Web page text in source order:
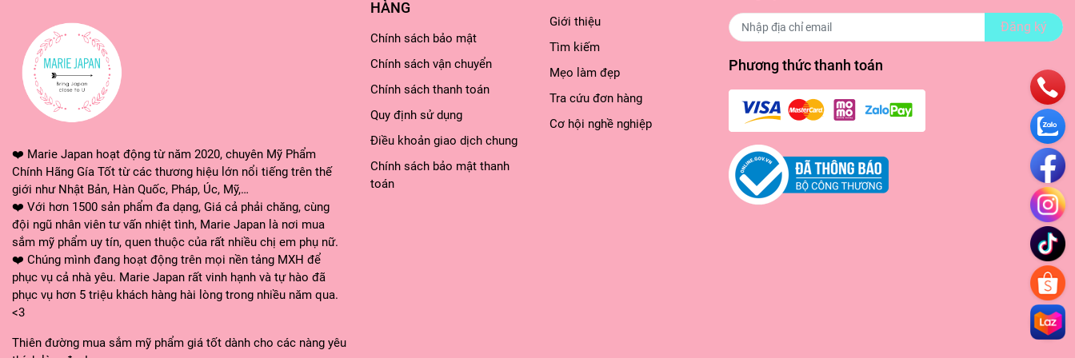
CÔNG DỤNG:
- Hiệu quả được chứng minh lâm sàng kem giảm đồi mồi da tay KPEM chỉ sau 28 ngày sử dụng
- Với việc sử dụng Kem tay KPEM sẽ mang lại cho bạn đôi tay trắng sáng, khỏe mạnh tự nhiên. Lâu ngày, lớp trên và bên
trong của da được bão hòa oxy, vitamin và khoáng chất. Làn da được trẻ hóa đáng kể. Các nếp nhăn trở nên đàn hồi và
căng hơn. Các vùng da tối màu dần chuyển sang màu nhạt hoặc biến mất hoàn toàn. Đồng thời ngăn chặn sự xuất hiện
của chúng trong tương lai.
- Làm giảm, chống lại sự phát triển của hắc tố mới, mờ đồi mồi sạm da
- Thúc đẩy chức năng tế bào
- Làm sáng màu da
- Làm giảm tổng diện tích của họ và ngăn tái xuất hiện của chúng.
❤️ Marie Japan hoạt động từ năm 2020, chuyên Mỹ Phẩm
Chính Hãng Gía Tốt từ các thương hiệu lớn nổi tiếng trên thế
giới như Nhật Bản, Hàn Quốc, Pháp, Úc, Mỹ,…
❤️ Với hơn 1500 sản phẩm đa dạng, Giá cả phải chăng, cùng
đội ngũ nhân viên tư vấn nhiệt tình, Marie Japan là nơi mua
sắm mỹ phẩm uy tín, quen thuộc của rất nhiều chị em phụ nữ.
❤️ Chúng mình đang hoạt động trên mọi nền tảng MXH để
phục vụ cả nhà yêu. Marie Japan rất vinh hạnh và tự hào đã
phục vụ hơn 5 triệu khách hàng hài lòng trong nhiều năm qua.
<3
Thiên đường mua sắm mỹ phẩm giá tốt dành cho các nàng yêu
HÀNG
Chính sách bảo mật
Chính sách vận chuyển
Chính sách thanh toán
Quy định sử dụng
Điều khoản giao dịch chung
Chính sách bảo mật thanh
toán
Giới thiệu
Tìm kiếm
Mẹo làm đẹp
Tra cứu đơn hàng
Cơ hội nghề nghiệp
Đăng ký
Phương thức thanh toán